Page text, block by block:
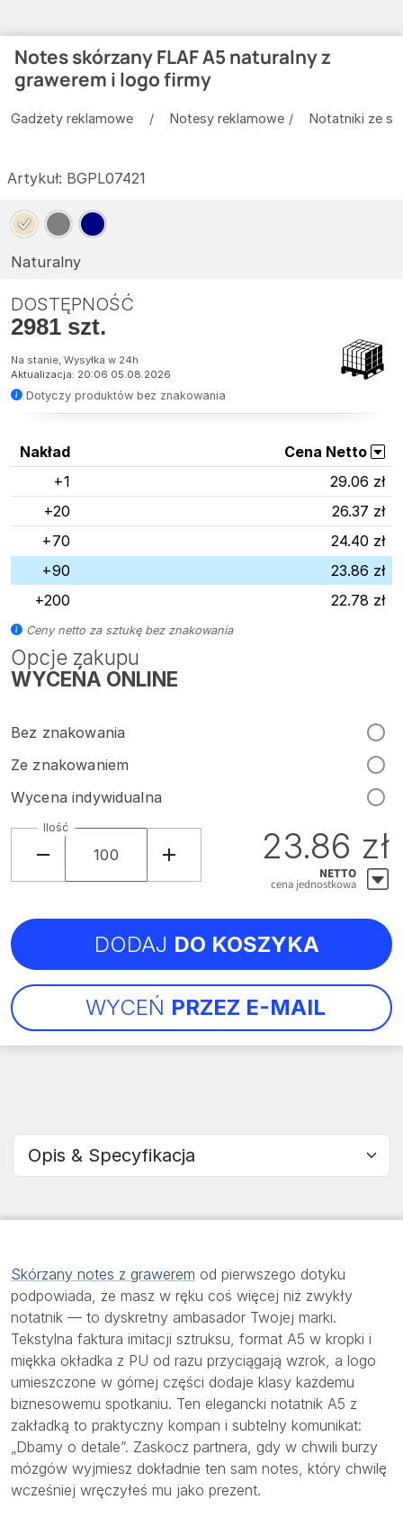
Notes skórzany FLAF A5 naturalny z
grawerem i logo firmy
Skórzany notes z grawerem od pierwszego dotyku
podpowiada, że masz w ręku coś więcej niż zwykły
notatnik — to dyskretny ambasador Twojej marki.
Tekstylna faktura imitacji sztruksu, format A5 w kropki i
miękka okładka z PU od razu przyciągają wzrok, a logo
umieszczone w górnej części dodaje klasy każdemu
biznesowemu spotkaniu. Ten elegancki notatnik A5 z
zakładką to praktyczny kompan i subtelny komunikat:
„Dbamy o detale”. Zaskocz partnera, gdy w chwili burzy
mózgów wyjmiesz dokładnie ten sam notes, który chwilę
wcześniej wręczyłeś mu jako prezent.
Wybierz sekcję
Gadżety reklamowe Notesy reklamowe Notatniki ze
Artykuł: BGPL07421
Naturalny
DOSTĘPNOŚĆ
2981 szt.
Na stanie, Wysyłka w 24h
Aktualizacja: 20:06 05.08.2026
Dotyczy produktów bez znakowania
Opcje zakupu
WYCEŃA ONLINE
Bez znakowania
Ze znakowaniem
Wycena indywidualna
Nakład
Cena Netto
+1
29.06 zł
+20
26.37 zł
+70
24.40 zł
+90
23.86 zł
+200
22.78 zł
Ceny netto za sztukę bez znakowania
Ilość 23.86 zł
NETTO
cena jednostkowa
WYCEŃ PRZEZ E-MAIL
DODAJ DO KOSZYKA